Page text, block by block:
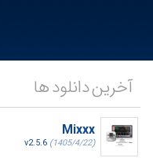
آخرین دانلود ها
Mixxx
v2.5.6 (1405/4/22)